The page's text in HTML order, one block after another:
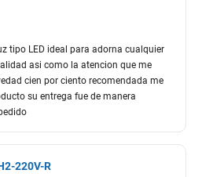
tipo LED ideal para adorna cualquier
asi como la atencion que me
cien por ciento recomendada me
su entrega fue de manera
220V-R